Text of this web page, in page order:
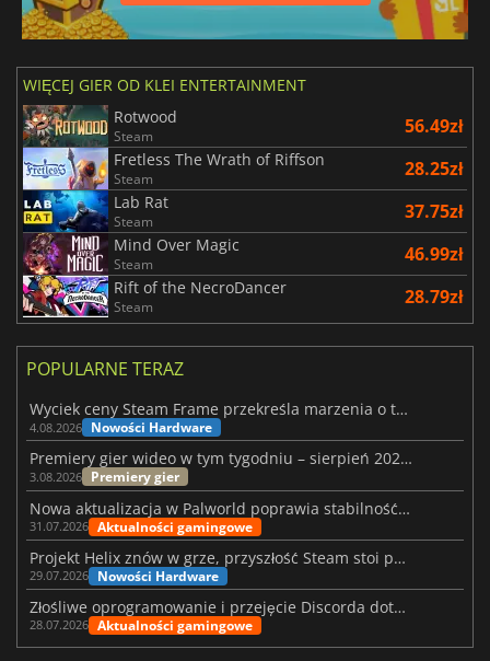
WIĘCEJ GIER OD KLEI ENTERTAINMENT
Rotwood
Steam 56.49zł
Fretless The Wrath of Riffson
Steam 28.25zł
Lab Rat
Steam 37.75zł
Mind Over Magic
Steam 46.99zł
Rift of the NecroDancer
Steam 28.79zł
POPULARNE TERAZ
Wyciek ceny Steam Frame przekreśla marzenia o tanim zestawie VR
4.08.2026 Nowości Hardware
Premiery gier wideo w tym tygodniu – sierpień 2026 r. (32. tydzień)
3.08.2026 Premiery gier
Nowa aktualizacja w Palworld poprawia stabilność Sunreach i walk z bossami
31.07.2026 Aktualności gamingowe
Projekt Helix znów w grze, przyszłość Steam stoi pod znakiem zapytania
29.07.2026 Nowości Hardware
Złośliwe oprogramowanie i przejęcie Discorda dotknęły Meccha Chameleon
28.07.2026 Aktualności gamingowe